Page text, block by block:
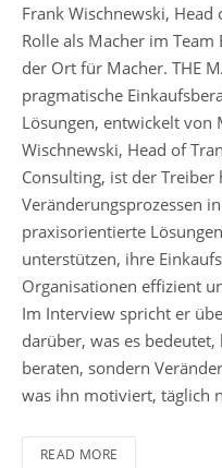
Frank Wischnewski,
Rolle als Macher im
der Ort für Macher. THE
pragmatische
Lösungen, entwickelt von
Wischnewski, Head of
Consulting, ist der
Veränderungsprozessen
praxisorientierte
unterstützen, ihre
Organisationen effizient
Im Interview spricht er
darüber, was es
beraten, sondern
was ihn motiviert, täglich
READ MORE